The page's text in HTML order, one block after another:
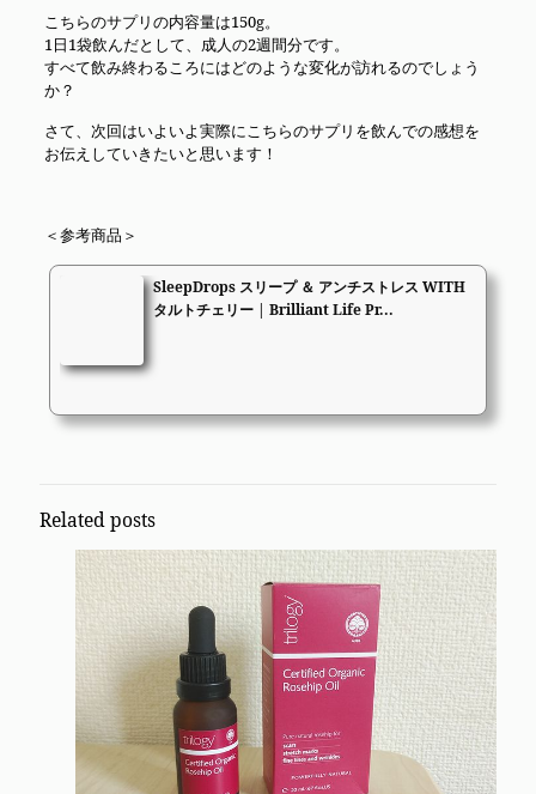
こちらのサプリの内容量は150g。
1日1袋飲んだとして、成人の2週間分です。
すべて飲み終わるころにはどのような変化が訪れるのでしょう
か？
さて、次回はいよいよ実際にこちらのサプリを飲んでの感想を
お伝えしていきたいと思います！
＜参考商品＞
SleepDrops スリープ ＆ アンチストレス WITH
タルトチェリー | Brilliant Life Pr...
Related posts